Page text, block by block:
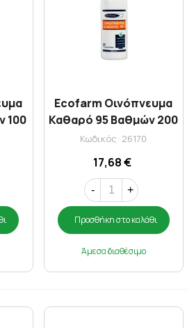
100
Ecofarm Οινόπνευμα
Καθαρό 95 Βαθμών 200
ml
Κωδικός: 26170
17,68 €
- +
Προσθήκη στο καλάθι
Άμεσα διαθέσιμο